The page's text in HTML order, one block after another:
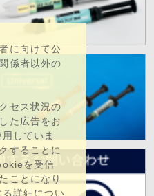
に向けて公
係者以外の
セス状況の
た広告をお
していま
することに
を受信
ことになり
詳細につい